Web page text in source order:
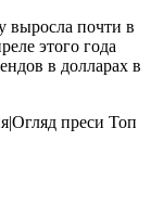
выросла почти в
этого года
в долларах в
преси Топ